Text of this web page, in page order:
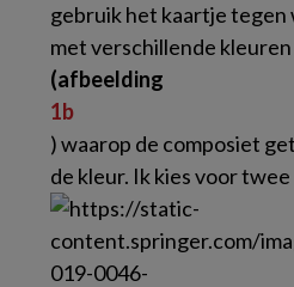
gebruik het kaartje tegen
met verschillende
(afbeelding
1b
) waarop de composiet
de kleur. Ik kies voor